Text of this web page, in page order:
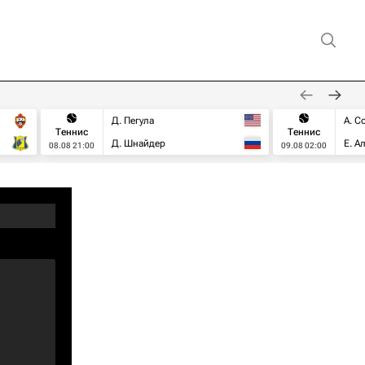
Теннис
08.08 21:00
Д. Пегула
Д. Шнайдер
Теннис
09.08 02:00
А.
Е.